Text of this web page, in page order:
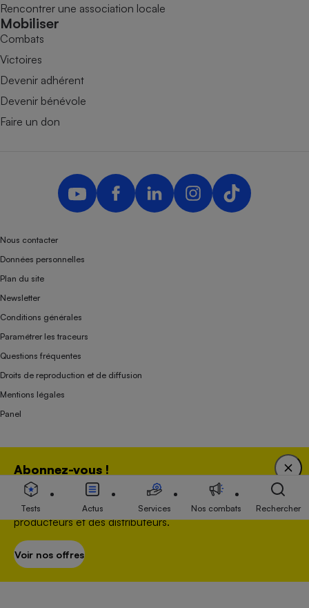
Abonnez-vous !
Bénéficiez d'une expertise unique tout en soutenant
une association 100 % indépendante de l'Etat, des
producteurs et des distributeurs.
Voir nos offres
Rencontrer une association locale
Mobiliser
Combats
Victoires
Devenir adhérent
Devenir bénévole
Faire un don
Nous contacter
Données personnelles
Plan du site
Newsletter
Conditions générales
Paramétrer les traceurs
Questions fréquentes
Droits de reproduction et de diffusion
Mentions légales
Panel
Association indépendante de l’État, des syndicats, des producteurs et des
distributeurs depuis 1951.
Tests Actus Services Nos combats Rechercher